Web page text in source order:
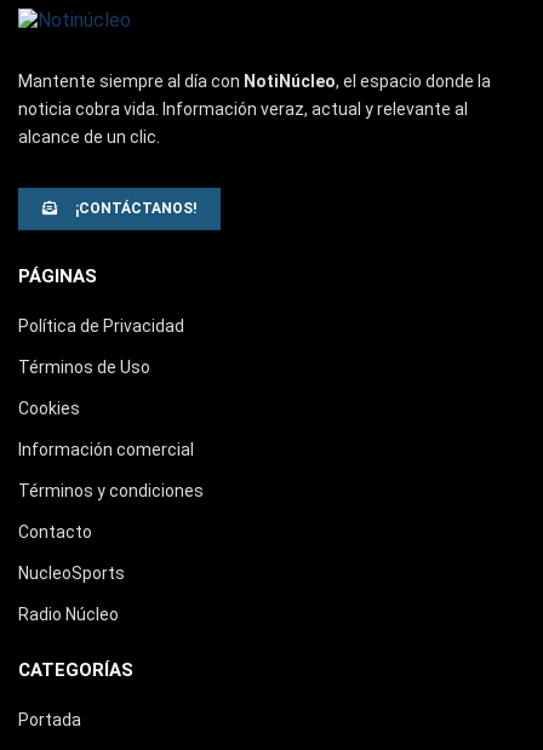
Mantente siempre al día con NotiNúcleo, el espacio donde la
noticia cobra vida. Información veraz, actual y relevante al
alcance de un clic.
¡CONTÁCTANOS!
PÁGINAS
Política de Privacidad
Términos de Uso
Cookies
Información comercial
Términos y condiciones
Contacto
NucleoSports
Radio Núcleo
CATEGORÍAS
Portada